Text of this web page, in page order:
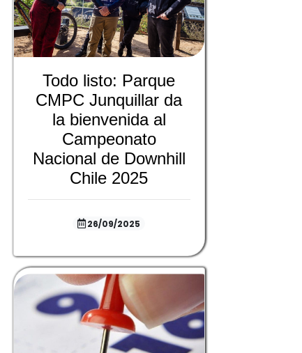
Todo listo: Parque
CMPC Junquillar da
la bienvenida al
Campeonato
Nacional de Downhill
Chile 2025
26/09/2025